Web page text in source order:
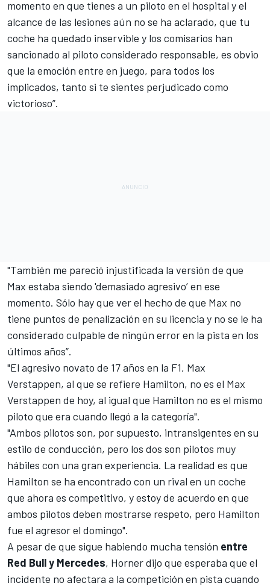
momento en que tienes a un piloto en el hospital y el
alcance de las lesiones aún no se ha aclarado, que tu
coche ha quedado inservible y los comisarios han
sancionado al piloto considerado responsable, es obvio
que la emoción entre en juego, para todos los
implicados, tanto si te sientes perjudicado como
victorioso”.
"También me pareció injustificada la versión de que
Max estaba siendo 'demasiado agresivo’ en ese
momento. Sólo hay que ver el hecho de que Max no
tiene puntos de penalización en su licencia y no se le ha
considerado culpable de ningún error en la pista en los
últimos años”.
"El agresivo novato de 17 años en la F1, Max
Verstappen, al que se refiere Hamilton, no es el Max
Verstappen de hoy, al igual que Hamilton no es el mismo
piloto que era cuando llegó a la categoría".
"Ambos pilotos son, por supuesto, intransigentes en su
estilo de conducción, pero los dos son pilotos muy
hábiles con una gran experiencia. La realidad es que
Hamilton se ha encontrado con un rival en un coche
que ahora es competitivo, y estoy de acuerdo en que
ambos pilotos deben mostrarse respeto, pero Hamilton
fue el agresor el domingo".
A pesar de que sigue habiendo mucha tensión entre
Red Bull y Mercedes, Horner dijo que esperaba que el
incidente no afectara a la competición en pista cuando